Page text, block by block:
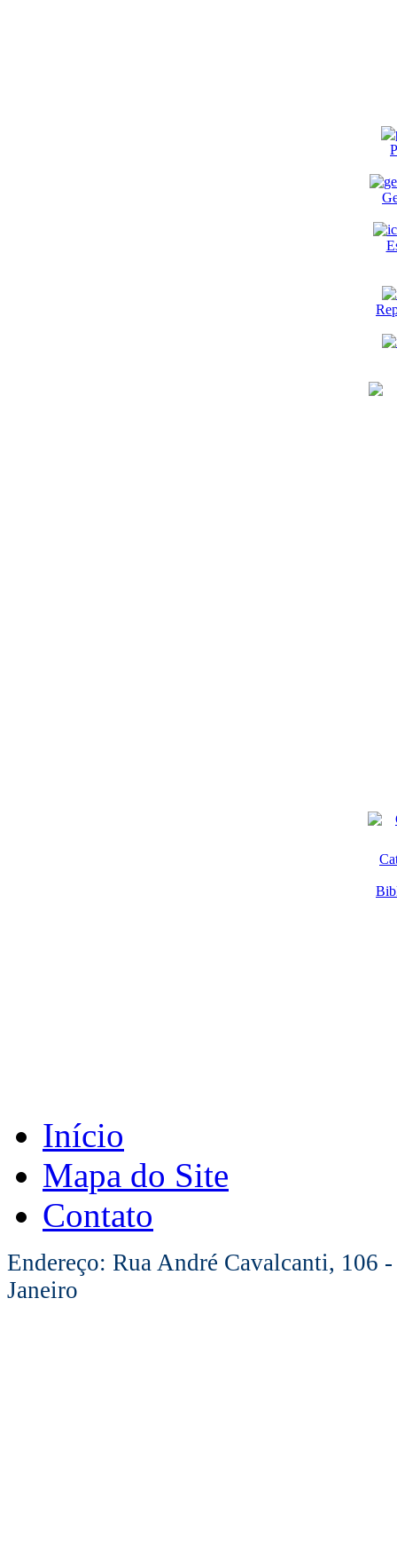
Início
Mapa do Site
Contato
Endereço: Rua André Cavalcanti, 106
Janeiro